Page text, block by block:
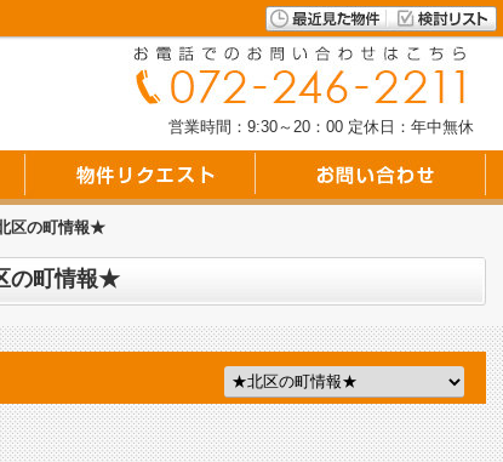
営業時間：9:30～20：00 定休日：年中無休
区の町情報★
の町情報★